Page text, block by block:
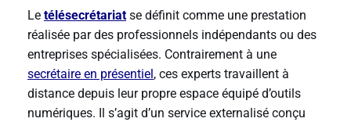
Le télésecrétariat se définit comme une prestation
réalisée par des professionnels indépendants ou des
entreprises spécialisées. Contrairement à une
secrétaire en présentiel , ces experts travaillent à
distance depuis leur propre espace équipé d’outils
numériques. Il s’agit d’un service externalisé conçu